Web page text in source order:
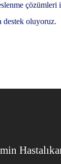
çözümleri
destek oluyoruz.